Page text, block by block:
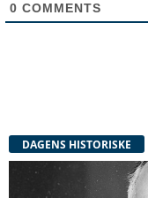
0 COMMENTS
DAGENS HISTORISKE